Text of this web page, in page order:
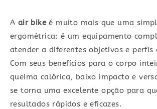
A air bikeé muito mais que uma
ergométrica: é um equipamento
atender a diferentes objetivos e perfis
Com seus benefícios para o corpo
queima calórica, baixo impacto e
se torna uma excelente opção para
resultados rápidos e eficazes.